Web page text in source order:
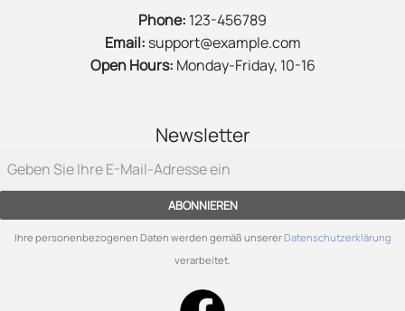
Phone: 123-456789
Email: support@example.com
Open Hours: Monday-Friday, 10-16
Newsletter
ABONNIEREN
Ihre personenbezogenen Daten werden gemäß unsererDatenschutzerklärung
verarbeitet.